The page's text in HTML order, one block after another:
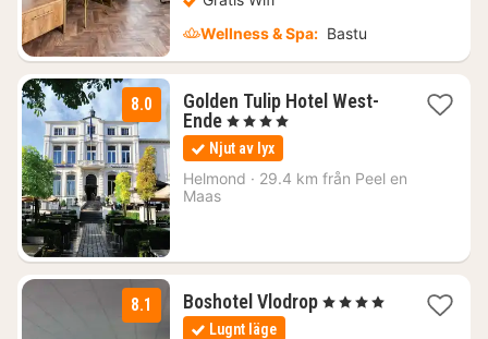
Wellness & Spa: Bastu
8.0
Golden Tulip Hotel West-
Ende1
natt
från
1782
, 4 Stjärnor
Njut av lyx
Helmond · 29.4 km från Peel en
Maas
8.1 Boshotel Vlodrop1
, 4 Stjärnor
Lugnt läge